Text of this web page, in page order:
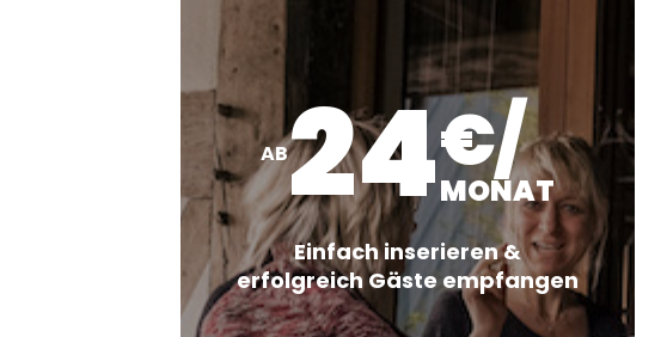
AB24€/
MONAT
Einfach inserieren &
erfolgreich Gäste empfangen